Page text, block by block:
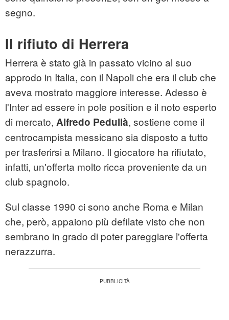
segno.
Il rifiuto di Herrera
Herrera è stato già in passato vicino al suo
approdo in Italia, con il Napoli che era il club che
aveva mostrato maggiore interesse. Adesso è
l'Inter ad essere in pole position e il noto esperto
di mercato, Alfredo Pedullà, sostiene come il
centrocampista messicano sia disposto a tutto
per trasferirsi a Milano. Il giocatore ha rifiutato,
infatti, un'offerta molto ricca proveniente da un
club spagnolo.
Sul classe 1990 ci sono anche Roma e Milan
che, però, appaiono più defilate visto che non
sembrano in grado di poter pareggiare l'offerta
nerazzurra.